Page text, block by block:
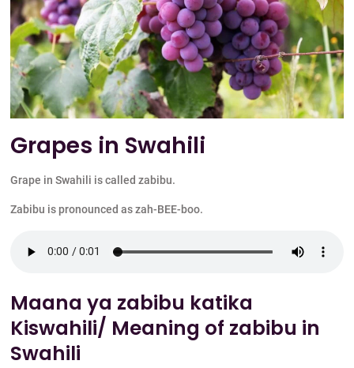
Grapes in Swahili
Grape in Swahili is called zabibu.
Zabibu is pronounced as zah-BEE-boo.
Maana ya zabibu katika
Kiswahili/ Meaning of zabibu in
Swahili